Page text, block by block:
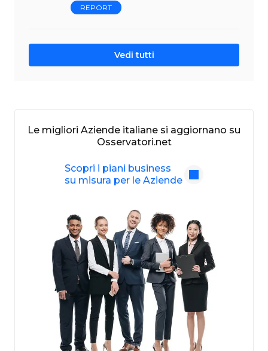
REPORT
Vedi tutti
Le migliori Aziende italiane si aggiornano su
Osservatori.net
Scopri i piani business
su misura per le Aziende